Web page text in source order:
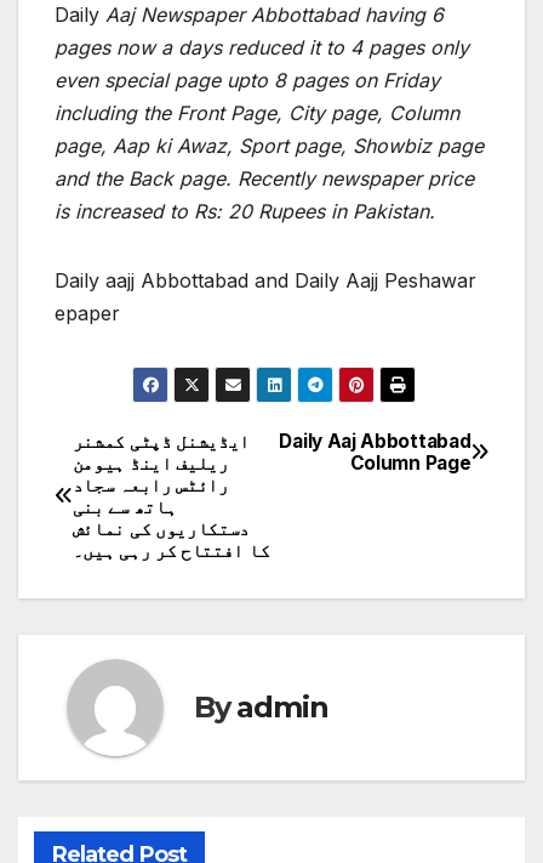
Daily Aaj Newspaper Abbottabad having 6
pages now a days reduced it to 4 pages only
even special page upto 8 pages on Friday
including the Front Page, City page, Column
page, Aap ki Awaz, Sport page, Showbiz page
and the Back page. Recently newspaper price
is increased to Rs: 20 Rupees in Pakistan.
Daily aajj Abbottabad and Daily Aajj Peshawar
epaper
Post
navigation
Daily Aaj Abbottabad
Column Page
ایڈیشنل ڈپٹی کمشنر
ریلیف اینڈ ہیومن
رائٹس رابعہ سجاد
ہاتھ سے بنی
دستکاریوں کی نمائش
کا افتتاح کر رہی ہیں۔
Byadmin
Related Post